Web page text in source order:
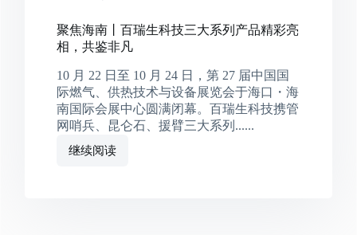
聚焦海南丨百瑞生科技三大系列产品精彩亮
相，共鉴非凡
10 月 22 日至 10 月 24 日，第 27 届中国国
际燃气、供热技术与设备展览会于海口・海
南国际会展中心圆满闭幕。百瑞生科技携管
网哨兵、昆仑石、援臂三大系列......
继续阅读